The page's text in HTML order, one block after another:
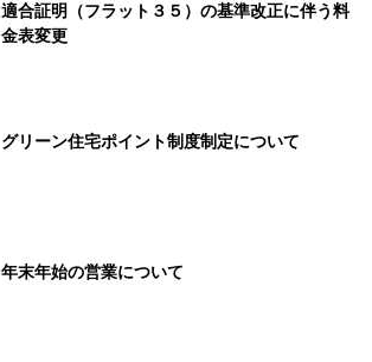
適合証明（フラット３５）の基準改正に伴う料
金表変更
グリーン住宅ポイント制度制定について
年末年始の営業について